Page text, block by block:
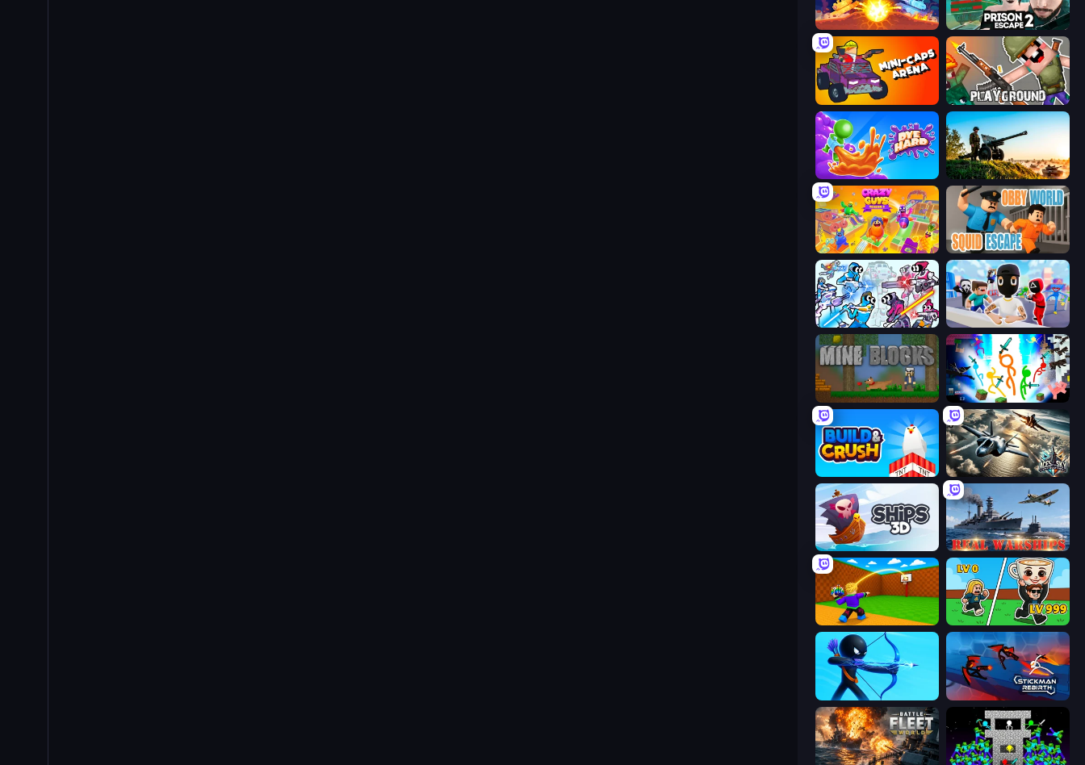
Tank Stars Prison Escape 2
Mini-Caps: Arena Playground
Dye Hard Artillery Vs Tanks
Crazy Guys
Space Wars Battleground
Mine Blocks Stickman Epic
Build and Crush Aces of the Sky: Epic Dogfights
Ships 3D Real Warships
Throw a Lucky Block Brainrot Arena Online
Archers Random Stickman Rebirth